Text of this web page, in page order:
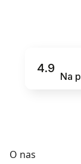
4.9
Na
O nas